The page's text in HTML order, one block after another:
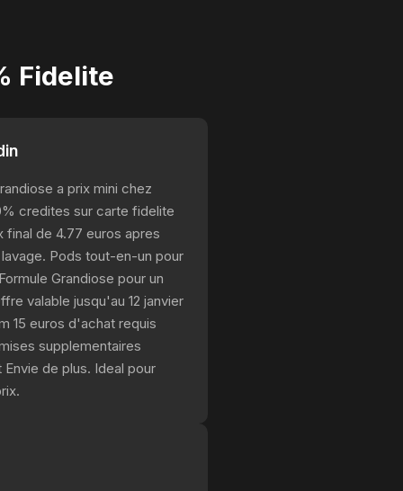
Fidelite
a prix mini chez
credites sur carte fidelite
final de 4.77 euros apres
Pods tout-en-un pour
Grandiose pour un
valable jusqu'au 12 janvier
15 euros d'achat requis
supplementaires
de plus. Ideal pour